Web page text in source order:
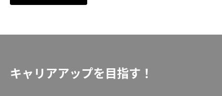
キャリアアップを目指す！